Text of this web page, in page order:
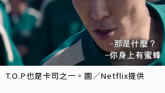
T.O.P也是卡司之一。圖／Netflix提供